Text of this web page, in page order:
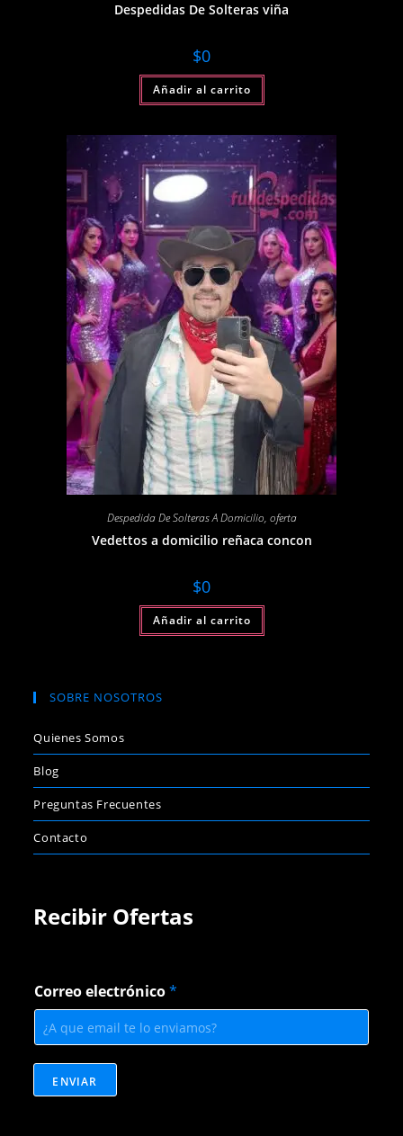
Despedidas De Solteras viña
$0
Añadir al carrito
Despedida De Solteras A Domicilio, oferta
Vedettos a domicilio reñaca concon
$0
Añadir al carrito
SOBRE NOSOTROS
Quienes Somos
Blog
Preguntas Frecuentes
Contacto
Recibir Ofertas
o
r
e
o
o
Correo electrónico*
ENVIAR